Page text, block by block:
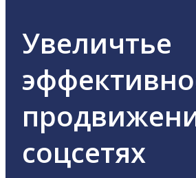
Увеличтье
соцсетях